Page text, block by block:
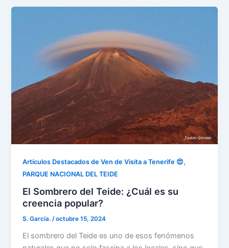
Artículos Destacados de Ven de Visita a Tenerife 😍,
PARQUE NACIONAL DEL TEIDE
El Sombrero del Teide: ¿Cuál es su
creencia popular?
S. García./octubre 15, 2024
El sombrero del Teide es uno de esos fenómenos